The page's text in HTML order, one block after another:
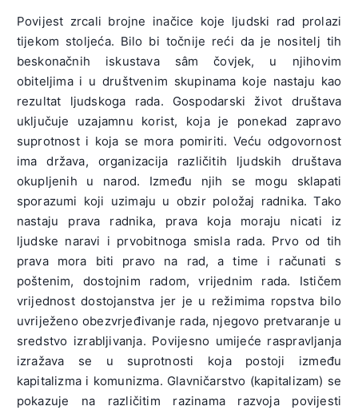
Povijest zrcali brojne inačice koje ljudski rad prolazi
tijekom stoljeća. Bilo bi točnije reći da je nositelj tih
beskonačnih iskustava sâm čovjek, u njihovim
obiteljima i u društvenim skupinama koje nastaju kao
rezultat ljudskoga rada. Gospodarski život društava
uključuje uzajamnu korist, koja je ponekad zapravo
suprotnost i koja se mora pomiriti. Veću odgovornost
ima država, organizacija različitih ljudskih društava
okupljenih u narod. Između njih se mogu sklapati
sporazumi koji uzimaju u obzir položaj radnika. Tako
nastaju prava radnika, prava koja moraju nicati iz
ljudske naravi i prvobitnoga smisla rada. Prvo od tih
prava mora biti pravo na rad, a time i računati s
poštenim, dostojnim radom, vrijednim rada. Ističem
vrijednost dostojanstva jer je u režimima ropstva bilo
uvriježeno obezvrjeđivanje rada, njegovo pretvaranje u
sredstvo izrabljivanja. Povijesno umijeće raspravljanja
izražava se u suprotnosti koja postoji između
kapitalizma i komunizma. Glavničarstvo (kapitalizam) se
pokazuje na različitim razinama razvoja povijesti